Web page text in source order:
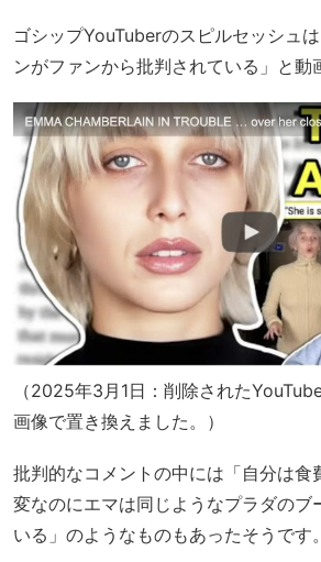
ゴシップYouTuberのスピルセッシュ
ンがファンから批判されている」と動
（2025年3月1日：削除された
画像で置き換えました。）
批判的なコメントの中には「自分は食
変なのにエマは同じようなプラダのブ
いる」のようなものもあったそうです。